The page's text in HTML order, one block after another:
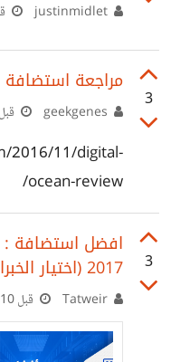
3
مراجعة استضافة DigitalOcean
قبل 9 سنوات
2016/11/digital-
ocean-review/
3 2017 (اختيار الخبراء)
قبل 10 سنوات